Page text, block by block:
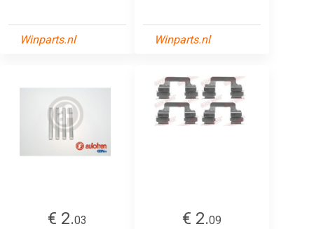
Winparts.nl Winparts.nl
€ 2.03
€ 2.09